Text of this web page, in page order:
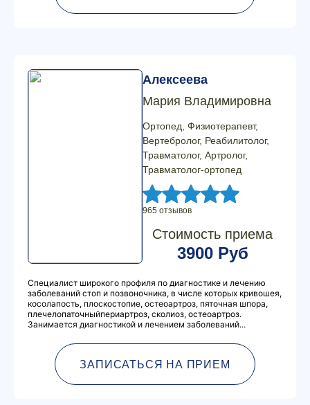
Алексеева
Мария Владимировна
Ортопед, Физиотерапевт,
Вертебролог, Реабилитолог,
Травматолог, Артролог,
Травматолог-ортопед
965 отзывов
Стоимость приема
3900 Руб
Специалист широкого профиля по диагностике и лечению
заболеваний стоп и позвоночника, в числе которых кривошея,
косолапость, плоскостопие, остеоартроз, пяточная шпора,
плечелопаточныйпериартроз, сколиоз, остеоартроз.
Занимается диагностикой и лечением заболеваний...
ЗАПИСАТЬСЯ НА ПРИЕМ